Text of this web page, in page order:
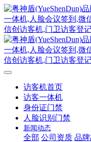
访客机首页
访客一体机
身份证门禁
人脸识别门禁
新闻动态
全部 公司资质 品